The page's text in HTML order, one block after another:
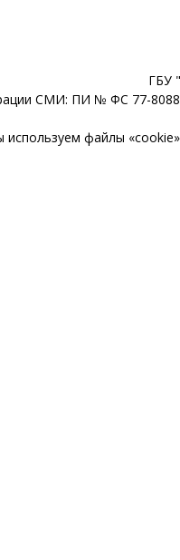
ГБУ
СМИ: ПИ № ФС 77-
файлы «cookie»